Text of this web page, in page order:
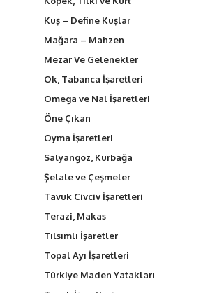
Kuş – Define Kuşlar
Mağara – Mahzen
Mezar Ve Gelenekler
Ok, Tabanca İşaretleri
Omega ve Nal İşaretleri
Öne Çıkan
Oyma İşaretleri
Salyangoz, Kurbağa
Şelale ve Çeşmeler
Tavuk Civciv İşaretleri
Terazi, Makas
Tılsımlı İşaretler
Topal Ayı İşaretleri
Türkiye Maden Yatakları